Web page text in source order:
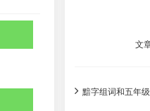
文
黯字组词和五年级